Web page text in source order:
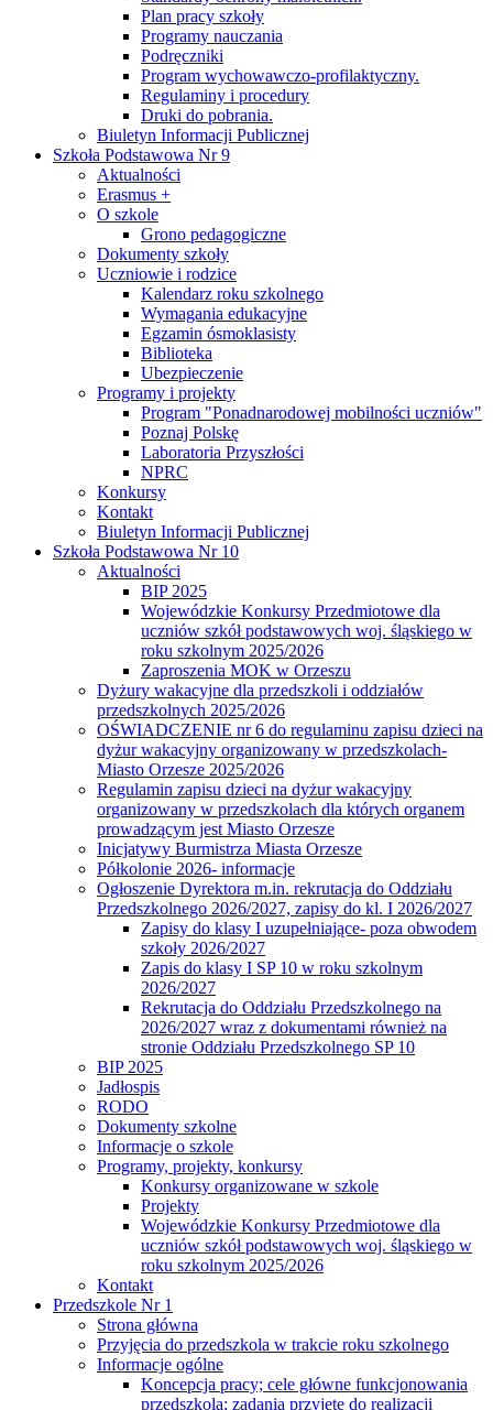
Plan pracy szkoły
Programy nauczania
Podręczniki
Program wychowawczo-profilaktyczny.
Regulaminy i procedury
Druki do pobrania.
Biuletyn Informacji Publicznej
Szkoła Podstawowa Nr 9
Aktualności
Erasmus +
O szkole
Grono pedagogiczne
Dokumenty szkoły
Uczniowie i rodzice
Kalendarz roku szkolnego
Wymagania edukacyjne
Egzamin ósmoklasisty
Biblioteka
Ubezpieczenie
Programy i projekty
Program "Ponadnarodowej mobilności uczniów"
Poznaj Polskę
Laboratoria Przyszłości
NPRC
Konkursy
Kontakt
Biuletyn Informacji Publicznej
Szkoła Podstawowa Nr 10
Aktualności
BIP 2025
Wojewódzkie Konkursy Przedmiotowe dla
uczniów szkół podstawowych woj. śląskiego w
roku szkolnym 2025/2026
Zaproszenia MOK w Orzeszu
Dyżury wakacyjne dla przedszkoli i oddziałów
przedszkolnych 2025/2026
OŚWIADCZENIE nr 6 do regulaminu zapisu dzieci na
dyżur wakacyjny organizowany w przedszkolach-
Miasto Orzesze 2025/2026
Regulamin zapisu dzieci na dyżur wakacyjny
organizowany w przedszkolach dla których organem
prowadzącym jest Miasto Orzesze
Inicjatywy Burmistrza Miasta Orzesze
Półkolonie 2026- informacje
Ogłoszenie Dyrektora m.in. rekrutacja do Oddziału
Przedszkolnego 2026/2027, zapisy do kl. I 2026/2027
Zapisy do klasy I uzupełniające- poza obwodem
szkoły 2026/2027
Zapis do klasy I SP 10 w roku szkolnym
2026/2027
Rekrutacja do Oddziału Przedszkolnego na
2026/2027 wraz z dokumentami również na
stronie Oddziału Przedszkolnego SP 10
BIP 2025
Jadłospis
RODO
Dokumenty szkolne
Informacje o szkole
Programy, projekty, konkursy
Konkursy organizowane w szkole
Projekty
Wojewódzkie Konkursy Przedmiotowe dla
uczniów szkół podstawowych woj. śląskiego w
roku szkolnym 2025/2026
Kontakt
Przedszkole Nr 1
Strona główna
Przyjęcia do przedszkola w trakcie roku szkolnego
Informacje ogólne
Koncepcja pracy; cele główne funkcjonowania
przedszkola; zadania przyjęte do realizacji